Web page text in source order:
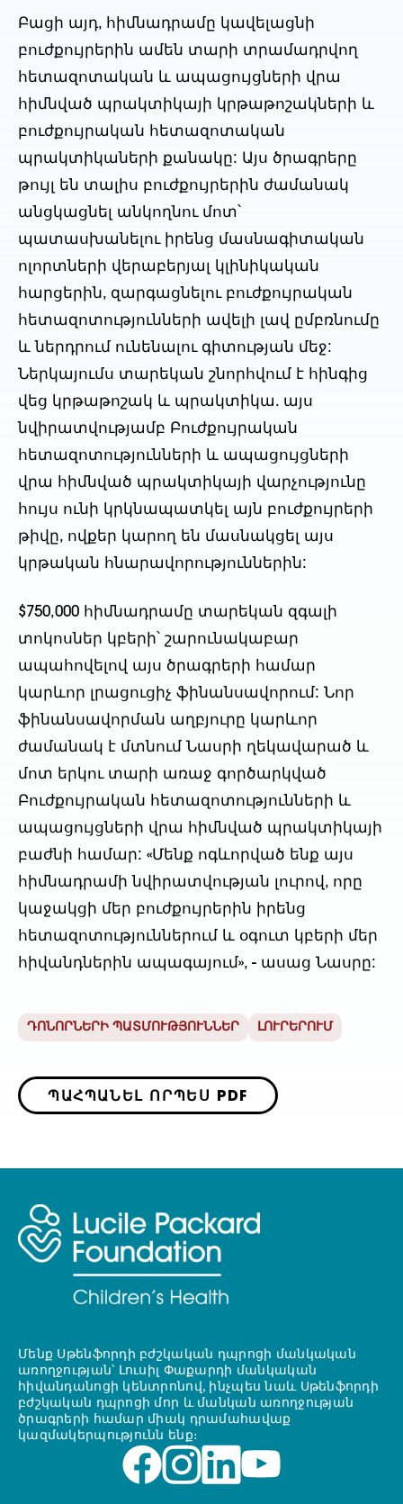
Բացի այդ, հիմնադրամը կավելացնի
բուժքույրերին ամեն տարի տրամադրվող
հետազոտական և ապացույցների վրա
հիմնված պրակտիկայի կրթաթոշակների և
բուժքույրական հետազոտական
պրակտիկաների քանակը: Այս ծրագրերը
թույլ են տալիս բուժքույրերին ժամանակ
անցկացնել անկողնու մոտ՝
պատասխանելու իրենց մասնագիտական
ոլորտների վերաբերյալ կլինիկական
հարցերին, զարգացնելու բուժքույրական
հետազոտությունների ավելի լավ ըմբռնումը
և ներդրում ունենալու գիտության մեջ:
Ներկայումս տարեկան շնորհվում է հինգից
վեց կրթաթոշակ և պրակտիկա. այս
նվիրատվությամբ Բուժքույրական
հետազոտությունների և ապացույցների
վրա հիմնված պրակտիկայի վարչությունը
հույս ունի կրկնապատկել այն բուժքույրերի
թիվը, ովքեր կարող են մասնակցել այս
կրթական հնարավորություններին:
$750,000 հիմնադրամը տարեկան զգալի
տոկոսներ կբերի՝ շարունակաբար
ապահովելով այս ծրագրերի համար
կարևոր լրացուցիչ ֆինանսավորում: Նոր
ֆինանսավորման աղբյուրը կարևոր
ժամանակ է մտնում Նասրի ղեկավարած և
մոտ երկու տարի առաջ գործարկված
Բուժքույրական հետազոտությունների և
ապացույցների վրա հիմնված պրակտիկայի
բաժնի համար: «Մենք ոգևորված ենք այս
հիմնադրամի նվիրատվության լուրով, որը
կաջակցի մեր բուժքույրերին իրենց
հետազոտություններում և օգուտ կբերի մեր
հիվանդներին ապագայում», - ասաց Նասրը:
ԴՈՆՈՐՆԵՐԻ ՊԱՏՄՈՒԹՅՈՒՆՆԵՐ ԼՈՒՐԵՐՈՒՄ
ՊԱՀՊԱՆԵԼ ՈՐՊԵՍ PDF
Մենք Սթենֆորդի բժշկական դպրոցի մանկական
առողջության՝ Լուսիլ Փաքարդի մանկական
հիվանդանոցի կենտրոնով, ինչպես նաև Սթենֆորդի
բժշկական դպրոցի մոր և մանկան առողջության
ծրագրերի համար միակ դրամահավաք
կազմակերպությունն ենք։